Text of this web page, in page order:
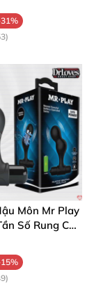
Môn Mr Play
Số Rung Cao